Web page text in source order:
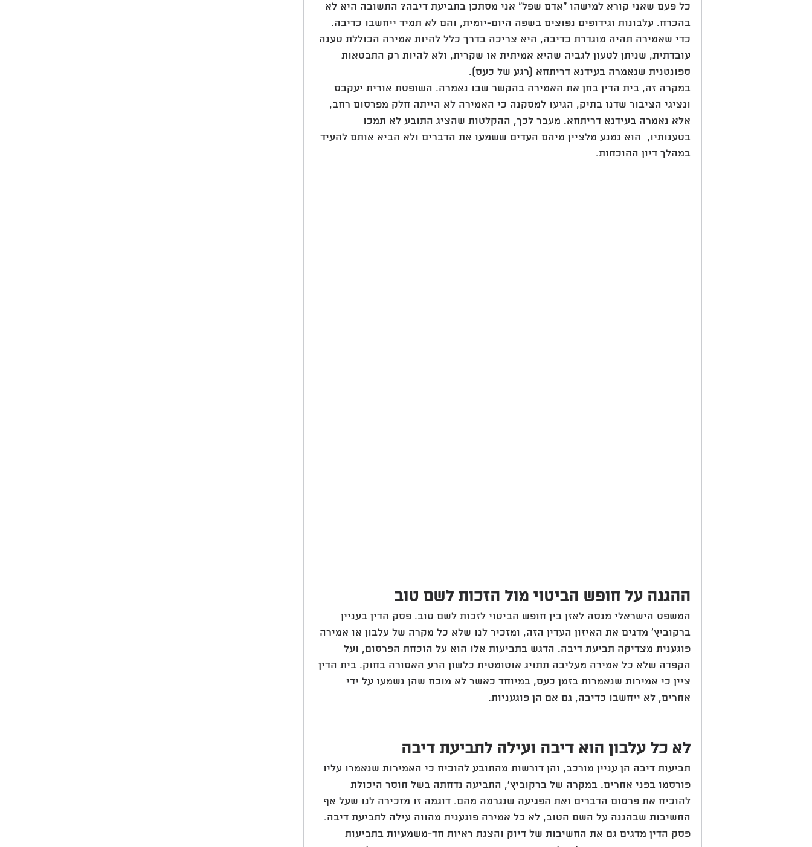
כל פעם שאני קורא למישהו "אדם שפל" אני מסתכן בתביעת דיבה? התשובה היא לא
בהכרח. עלבונות וגידופים נפוצים בשפה היום-יומית, והם לא תמיד ייחשבו כדיבה.
כדי שאמירה תהיה מוגדרת כדיבה, היא צריכה בדרך כלל להיות אמירה הכוללת טענה
עובדתית, שניתן לטעון לגביה שהיא אמיתית או שקרית, ולא להיות רק התבטאות
ספונטנית שנאמרה בעידנא דריתחא (רגע של כעס).
במקרה זה, בית הדין בחן את האמירה בהקשר שבו נאמרה. השופטת אורית יעקבס
ונציגי הציבור שדנו בתיק, הגיעו למסקנה כי האמירה לא הייתה חלק מפרסום רחב,
אלא נאמרה בעידנא דריתחא. מעבר לכך, ההקלטות שהציג התובע לא תמכו
בטענותיו,  הוא נמנע מלציין מיהם העדים ששמעו את הדברים ולא הביא אותם להעיד
במהלך דיון ההוכחות.
ההגנה על חופש הביטוי מול הזכות לשם טוב
המשפט הישראלי מנסה לאזן בין חופש הביטוי לזכות לשם טוב. פסק הדין בעניין
ברקוביץ' מדגים את האיזון העדין הזה, ומזכיר לנו שלא כל מקרה של עלבון או אמירה
פוגענית מצדיקה תביעת דיבה. הדגש בתביעות אלו הוא על הוכחת הפרסום, ועל
הקפדה שלא כל אמירה מעליבה תתויג אוטומטית כלשון הרע האסורה בחוק. בית הדין
ציין כי אמירות שנאמרות בזמן כעס, במיוחד כאשר לא מוכח שהן נשמעו על ידי
אחרים, לא ייחשבו כדיבה, גם אם הן פוגעניות.
לא כל עלבון הוא דיבה ועילה לתביעת דיבה
תביעות דיבה הן עניין מורכב, והן דורשות מהתובע להוכיח כי האמירות שנאמרו עליו
פורסמו בפני אחרים. במקרה של ברקוביץ', התביעה נדחתה בשל חוסר היכולת
להוכיח את פרסום הדברים ואת הפגיעה שנגרמה מהם. דוגמה זו מזכירה לנו שעל אף
החשיבות שבהגנה על השם הטוב, לא כל אמירה פוגענית מהווה עילה לתביעת דיבה.
פסק הדין מדגים גם את החשיבות של דיוק והצגת ראיות חד-משמעיות בתביעות